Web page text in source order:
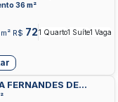
36 m²
R$ 721 Quarto1 Suíte1 Vaga
FERNANDES DE
DOM BOSCO,